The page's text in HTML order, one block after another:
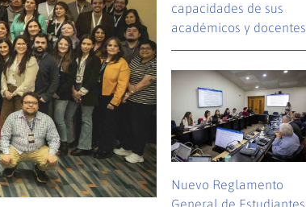
capacidades de sus
académicos y docentes
Nuevo Reglamento
General de Estudiantes